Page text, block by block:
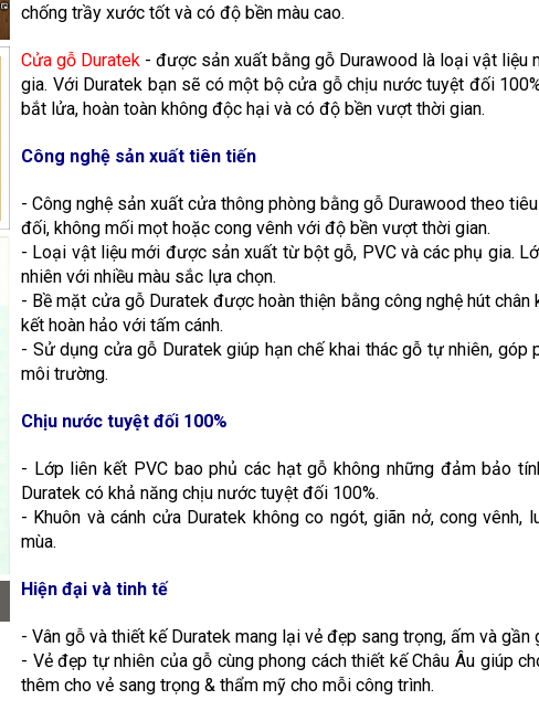
chống trầy xước tốt và có độ bền màu cao.
Cửa gỗ Duratek - được sản xuất bằng gỗ Durawood là loại vật liệu
gia. Với Duratek bạn sẽ có một bộ cửa gỗ chịu nước tuyệt đối
bắt lửa, hoàn toàn không độc hại và có độ bền vượt thời gian.
Công nghệ sản xuất tiên tiến
- Công nghệ sản xuất cửa thông phòng bằng gỗ Durawood theo
đối, không mối mọt hoặc cong vênh với độ bền vượt thời gian.
- Loại vật liệu mới được sản xuất từ bột gỗ, PVC và các phụ gia.
nhiên với nhiều màu sắc lựa chọn.
- Bề mặt cửa gỗ Duratek được hoàn thiện bằng công nghệ hút
kết hoàn hảo với tấm cánh.
- Sử dụng cửa gỗ Duratek giúp hạn chế khai thác gỗ tự nhiên, góp
môi trường.
Chịu nước tuyệt đối 100%
- Lớp liên kết PVC bao phủ các hạt gỗ không những đảm bảo
Duratek có khả năng chịu nước tuyệt đối 100%.
- Khuôn và cánh cửa Duratek không co ngót, giãn nở, cong
mùa.
Hiện đại và tinh tế
- Vân gỗ và thiết kế Duratek mang lại vẻ đẹp sang trọng, ấm và gần
- Vẻ đẹp tự nhiên của gỗ cùng phong cách thiết kế Châu Âu giúp
thêm cho vẻ sang trọng & thẩm mỹ cho mỗi công trình.